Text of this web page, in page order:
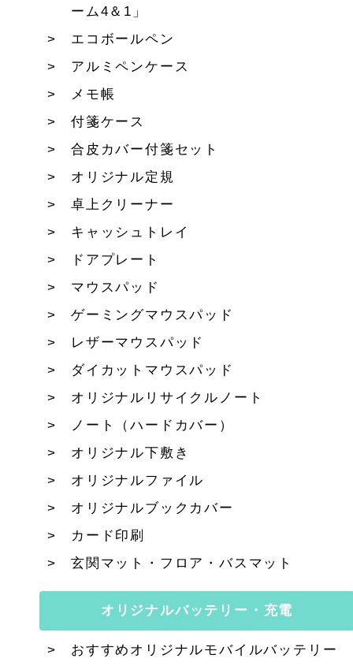
ーム4＆1」
エコボールペン
アルミペンケース
メモ帳
付箋ケース
合皮カバー付箋セット
オリジナル定規
卓上クリーナー
キャッシュトレイ
ドアプレート
マウスパッド
ゲーミングマウスパッド
レザーマウスパッド
ダイカットマウスパッド
オリジナルリサイクルノート
ノート（ハードカバー）
オリジナル下敷き
オリジナルファイル
オリジナルブックカバー
カード印刷
玄関マット・フロア・バスマット
オリジナルバッテリー・充電
おすすめオリジナルモバイルバッテリー